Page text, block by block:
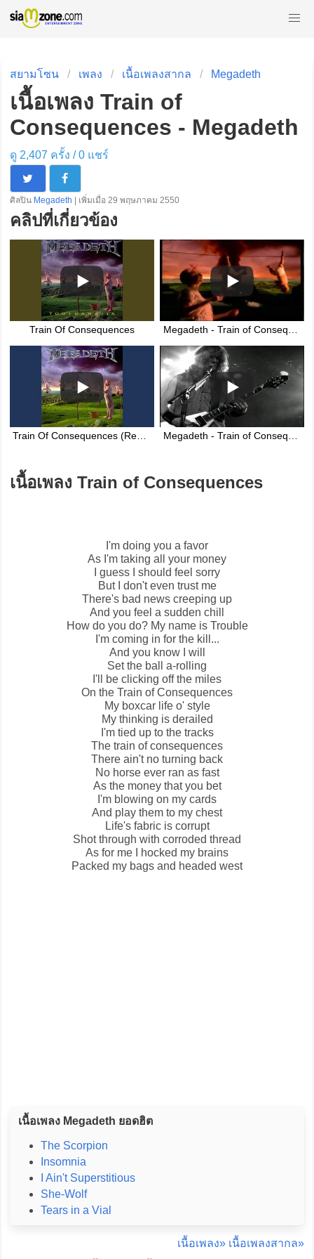
สยามโซน เพลง เนื้อเพลงสากล Megadeth
เนื้อเพลง Train of
Consequences - Megadeth
ดู 2,407 ครั้ง /0แชร์
ศิลปิน Megadeth | เพิ่มเมื่อ 29 พฤษภาคม 2550
คลิปที่เกี่ยวข้อง
Train Of Consequences Megadeth - Train of Consequences - Official Music Video - HD
Train Of Consequences (Remastered 2004) Megadeth - Train of Consequences - Live - Rude Awakening
เนื้อเพลง Train of Consequences
I'm doing you a favor
As I'm taking all your money
I guess I should feel sorry
But I don't even trust me
There's bad news creeping up
And you feel a sudden chill
How do you do? My name is Trouble
I'm coming in for the kill...
And you know I will
Set the ball a-rolling
I'll be clicking off the miles
On the Train of Consequences
My boxcar life o' style
My thinking is derailed
I'm tied up to the tracks
The train of consequences
There ain't no turning back
No horse ever ran as fast
As the money that you bet
I'm blowing on my cards
And play them to my chest
Life's fabric is corrupt
Shot through with corroded thread
As for me I hocked my brains
Packed my bags and headed west
เนื้อเพลง Megadeth ยอดฮิต
The Scorpion
Insomnia
I Ain't Superstitious
She-Wolf
Tears in a Vial
เนื้อเพลง» เนื้อเพลงสากล»